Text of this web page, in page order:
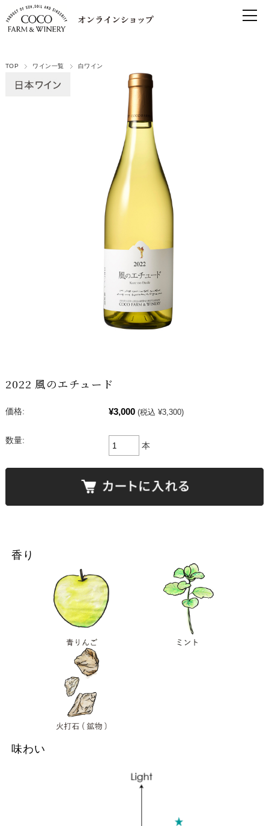
TOP ワイン一覧 白ワイン
2022 風のエチュード
価格: ¥3,000 (税込 ¥3,300)
数量:
本
香り
味わい